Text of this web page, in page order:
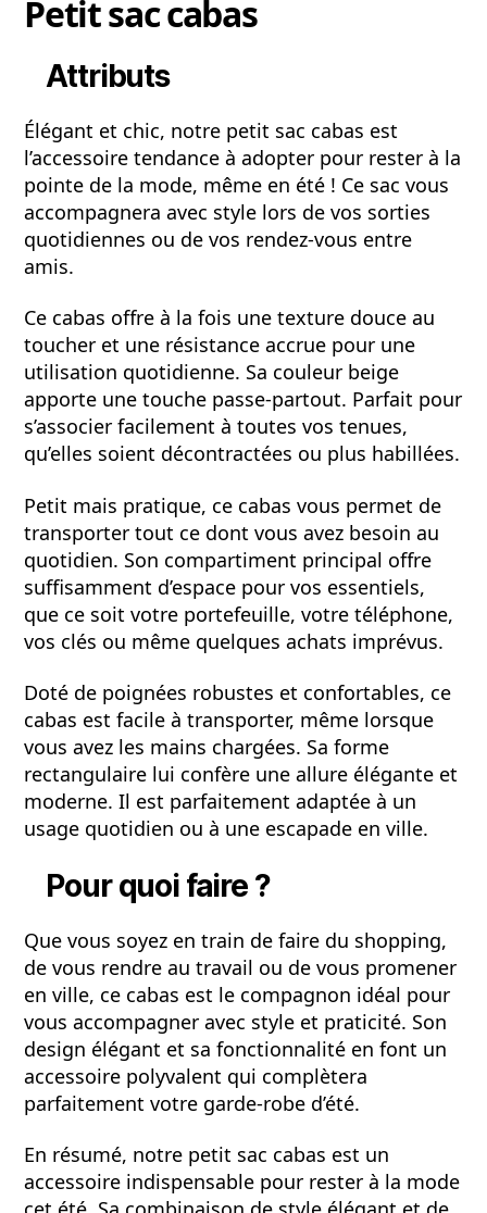
Petit sac cabas
Attributs
Élégant et chic, notre petit sac cabas est
l’accessoire tendance à adopter pour rester à la
pointe de la mode, même en été ! Ce sac vous
accompagnera avec style lors de vos sorties
quotidiennes ou de vos rendez-vous entre
amis.
Ce cabas offre à la fois une texture douce au
toucher et une résistance accrue pour une
utilisation quotidienne. Sa couleur beige
apporte une touche passe-partout. Parfait pour
s’associer facilement à toutes vos tenues,
qu’elles soient décontractées ou plus habillées.
Petit mais pratique, ce cabas vous permet de
transporter tout ce dont vous avez besoin au
quotidien. Son compartiment principal offre
suffisamment d’espace pour vos essentiels,
que ce soit votre portefeuille, votre téléphone,
vos clés ou même quelques achats imprévus.
Doté de poignées robustes et confortables, ce
cabas est facile à transporter, même lorsque
vous avez les mains chargées. Sa forme
rectangulaire lui confère une allure élégante et
moderne. Il est parfaitement adaptée à un
usage quotidien ou à une escapade en ville.
Pour quoi faire ?
Que vous soyez en train de faire du shopping,
de vous rendre au travail ou de vous promener
en ville, ce cabas est le compagnon idéal pour
vous accompagner avec style et praticité. Son
design élégant et sa fonctionnalité en font un
accessoire polyvalent qui complètera
parfaitement votre garde-robe d’été.
En résumé, notre petit sac cabas est un
accessoire indispensable pour rester à la mode